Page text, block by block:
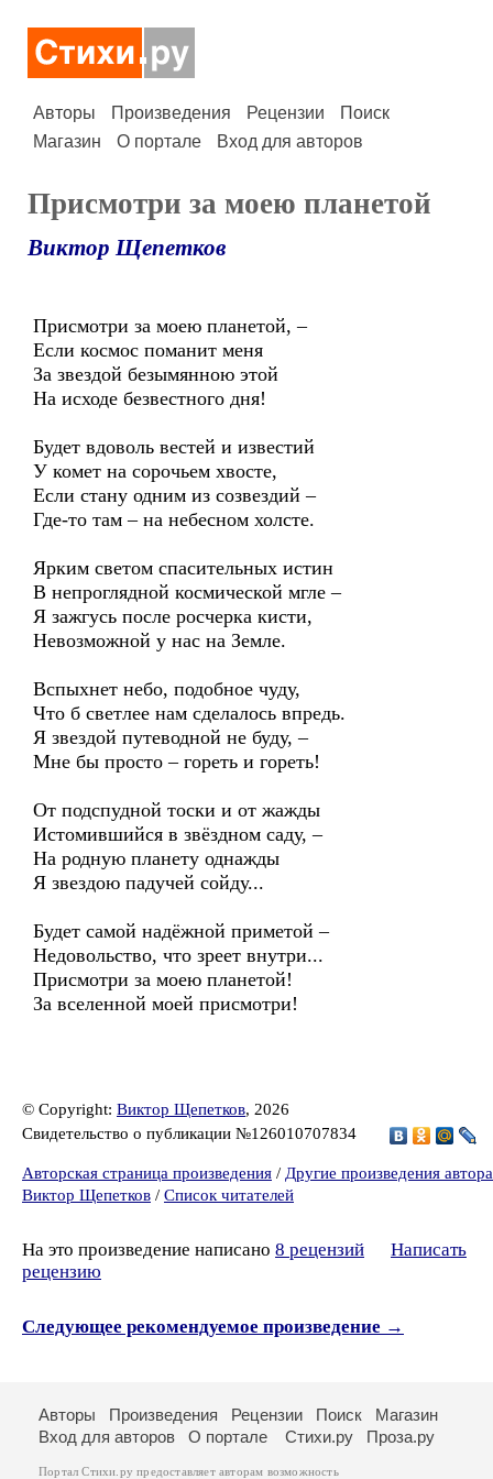
Авторы Произведения Рецензии
Поиск
Магазин
О портале Вход для авторов
Присмотри за моею планетой
Виктор Щепетков
Присмотри за моею планетой, –
Если космос поманит меня
За звездой безымянною этой
На исходе безвестного дня!
Будет вдоволь вестей и известий
У комет на сорочьем хвосте,
Если стану одним из созвездий –
Где-то там – на небесном холсте.
Ярким светом спасительных истин
В непроглядной космической мгле –
Я зажгусь после росчерка кисти,
Невозможной у нас на Земле.
Вспыхнет небо, подобное чуду,
Что б светлее нам сделалось впредь.
Я звездой путеводной не буду, –
Мне бы просто – гореть и гореть!
От подспудной тоски и от жажды
Истомившийся в звёздном саду, –
На родную планету однажды
Я звездою падучей сойду...
Будет самой надёжной приметой –
Недовольство, что зреет внутри...
Присмотри за моею планетой!
За вселенной моей присмотри!
© Copyright: Виктор Щепетков, 2026
Свидетельство о публикации №126010707834
Авторская страница произведения / Другие произведения автора
Виктор Щепетков / Список читателей
На это произведение написано 8 рецензий
Написать
рецензию
Следующее рекомендуемое произведение →
Авторы Произведения Рецензии Поиск
Магазин
Вход для авторов
О портале Стихи.ру Проза.ру
Портал Стихи.ру предоставляет авторам возможность